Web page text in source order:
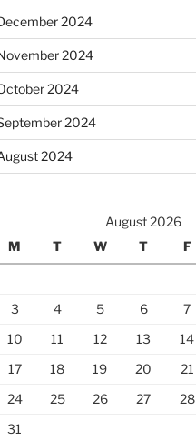
2024
2024
2024
2024
2024
August 2026
M
T W T F
3
4 5 6 7
10
11 12 13 14
17
18 19 20 21
24
25 26 27 28
31